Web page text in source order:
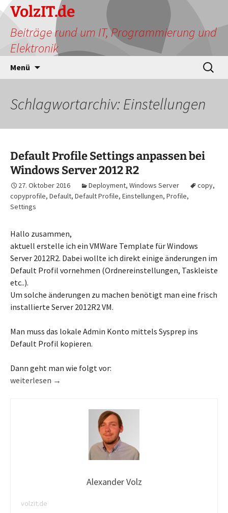
Zum
Inhalt
springen
VolzIT.de
Beiträge rund um IT, Programmierung und
Elektronik
Menü
Suchen
nach:
Schlagwortarchiv: Einstellungen
Default Profile Settings anpassen bei
Windows Server 2012 R2
27. Oktober 2016 Deployment, Windows Server copy,
copyprofile, Default, Default Profile, Einstellungen, Profile,
Settings
Hallo zusammen,
aktuell erstelle ich ein VMWare Template für Windows
Server 2012R2. Dabei wollte ich direkt einige änderungen im
Default Profil vornehmen (Ordnereinstellungen, Taskleiste
etc..).
Um solche änderungen zu machen benötigt man eine frisch
installierte Server 2012R2 VM.
Man muss das lokale Admin Konto mittels Sysprep ins
Default Profil kopieren.
Dann geht man wie folgt vor:
Default Profile Settings anpassen bei Windows Server 2012 R2
weiterlesen →
Alexander Volz
volzit.de